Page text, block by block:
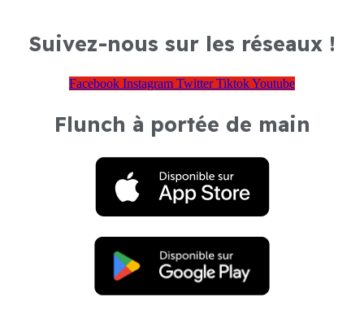
Suivez-nous sur les réseaux !
Facebook Instagram Twitter TiktokYoutube
Flunch à portée de main